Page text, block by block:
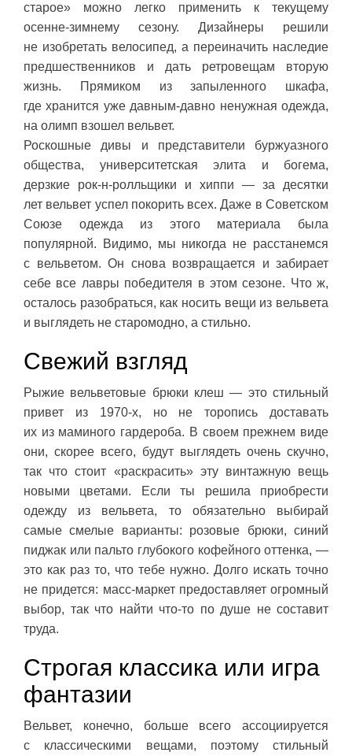
старое» можно легко применить к текущему
осенне-зимнему сезону. Дизайнеры решили
не изобретать велосипед, а переиначить наследие
предшественников и дать ретровещам вторую
жизнь. Прямиком из запыленного шкафа,
где хранится уже давным-давно ненужная одежда,
на олимп взошел вельвет.
Роскошные дивы и представители буржуазного
общества, университетская элита и богема,
дерзкие рок-н-ролльщики и хиппи — за десятки
лет вельвет успел покорить всех. Даже в Советском
Союзе одежда из этого материала была
популярной. Видимо, мы никогда не расстанемся
с вельветом. Он снова возвращается и забирает
себе все лавры победителя в этом сезоне. Что ж,
осталось разобраться, как носить вещи из вельвета
и выглядеть не старомодно, а стильно.
Свежий взгляд
Рыжие вельветовые брюки клеш — это стильный
привет из 1970-х, но не торопись доставать
их из маминого гардероба. В своем прежнем виде
они, скорее всего, будут выглядеть очень скучно,
так что стоит «раскрасить» эту винтажную вещь
новыми цветами. Если ты решила приобрести
одежду из вельвета, то обязательно выбирай
самые смелые варианты: розовые брюки, синий
пиджак или пальто глубокого кофейного оттенка, —
это как раз то, что тебе нужно. Долго искать точно
не придется: масс-маркет предоставляет огромный
выбор, так что найти что-то по душе не составит
труда.
Строгая классика или игра
фантазии
Вельвет, конечно, больше всего ассоциируется
с классическими вещами, поэтому стильный